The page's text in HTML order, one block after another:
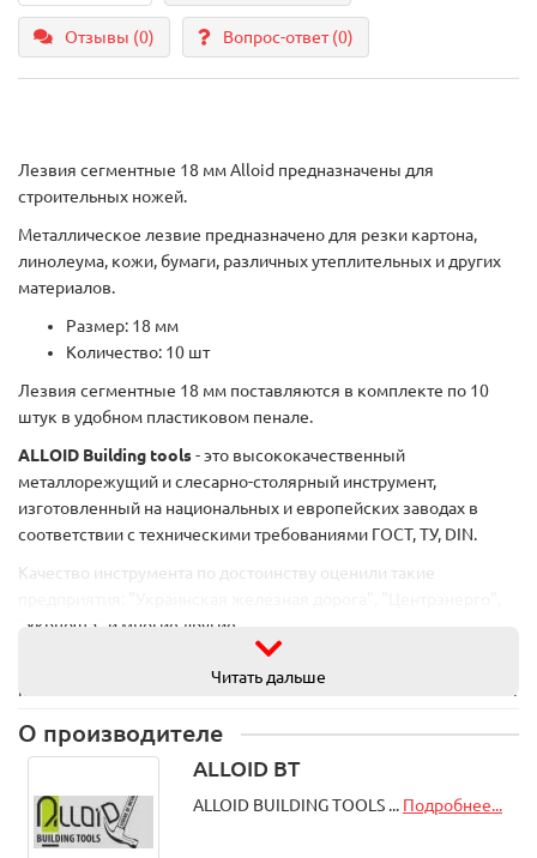
Отзывы (0) Вопрос-ответ(0)
Лезвия сегментные 18 мм Alloid предназначены для
строительных ножей.
Металлическое лезвие предназначено для резки картона,
линолеума, кожи, бумаги, различных утеплительных и других
материалов.
Размер: 18 мм
Количество: 10 шт
Лезвия сегментные 18 мм поставляются в комплекте по 10
штук в удобном пластиковом пенале.
ALLOID Building tools- это высококачественный
металлорежущий и слесарно-столярный инструмент,
изготовленный на национальных и европейских заводах в
соответствии с техническими требованиями ГОСТ, ТУ, DIN.
Качество инструмента по достоинству оценили такие
"Укрпочта" и многие другие.
Купить ножи сегментные Alloid оптом и врозницу с доставкой
по Украине можно в нашем интернет-магазине автомобильных
Читать дальше
О производителе
ALLOID BT
ALLOID BUILDING TOOLS ... Подробнее...